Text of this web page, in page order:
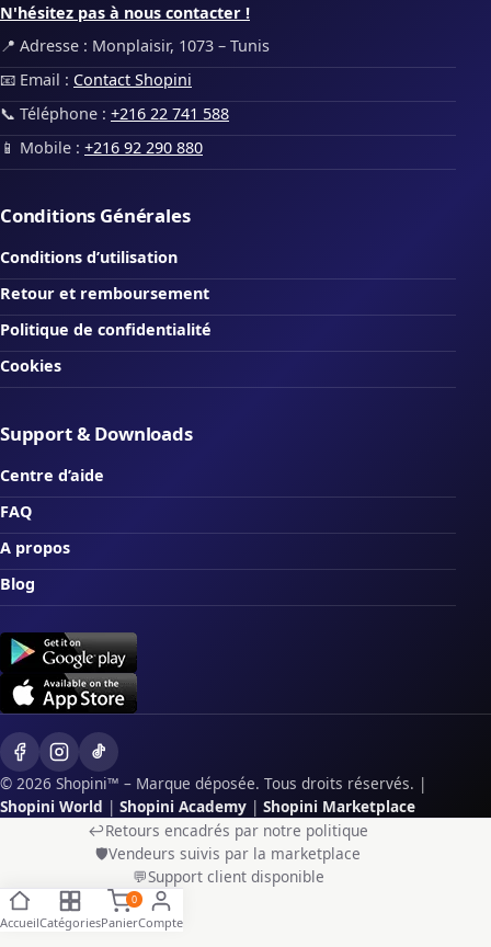
N'hésitez pas à nous contacter !
📍 Adresse : Monplaisir, 1073 – Tunis
📧 Email : Contact Shopini
📞 Téléphone : +216 22 741 588
📱 Mobile : +216 92 290 880
Conditions Générales
Conditions d’utilisation
Retour et remboursement
Politique de confidentialité
Cookies
Support & Downloads
Centre d’aide
FAQ
A propos
Blog
© 2026 Shopini™ – Marque déposée. Tous droits réservés. |
Shopini World | Shopini Academy | Shopini Marketplace
↩️Retours encadrés par notre politique
🛡️Vendeurs suivis par la marketplace
💬Support client disponible
AccueilCatégoriesPanier
0
Compte